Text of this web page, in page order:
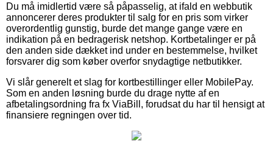
Du må imidlertid være så påpasselig, at ifald en webbutik
annoncerer deres produkter til salg for en pris som virker
overordentlig gunstig, burde det mange gange være en
indikation på en bedragerisk netshop. Kortbetalinger er på
den anden side dækket ind under en bestemmelse, hvilket
forsvarer dig som køber overfor snydagtige netbutikker.
Vi slår generelt et slag for kortbestillinger eller MobilePay.
Som en anden løsning burde du drage nytte af en
afbetalingsordning fra fx ViaBill, forudsat du har til hensigt at
finansiere regningen over tid.